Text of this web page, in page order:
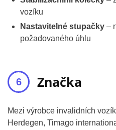
vozíku
Nastavitelné stupačky –
požadovaného úhlu
Značka
Mezi výrobce invalidních
Herdegen, Timago